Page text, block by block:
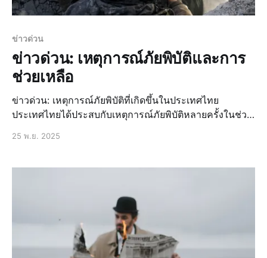
ข่าวด่วน
ข่าวด่วน: เหตุการณ์ภัยพิบัติและการ
ช่วยเหลือ
ข่าวด่วน: เหตุการณ์ภัยพิบัติที่เกิดขึ้นในประเทศไทย
ประเทศไทยได้ประสบกับเหตุการณ์ภัยพิบัติหลายครั้งในช่วง
25 พ.ย. 2025